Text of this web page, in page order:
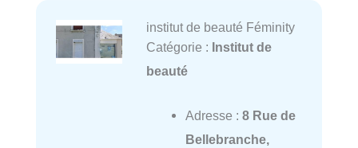
institut de beauté Féminity
Catégorie : Institut de
beauté
Adresse : 8 Rue de
Bellebranche,